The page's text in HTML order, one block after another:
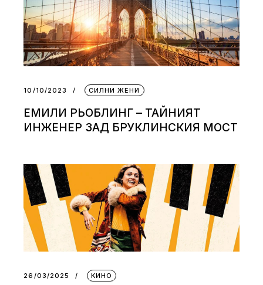
10/10/2023 СИЛНИ ЖЕНИ
ЕМИЛИ РЬОБЛИНГ – ТАЙНИЯТ
ИНЖЕНЕР ЗАД БРУКЛИНСКИЯ МОСТ
26/03/2025 КИНО